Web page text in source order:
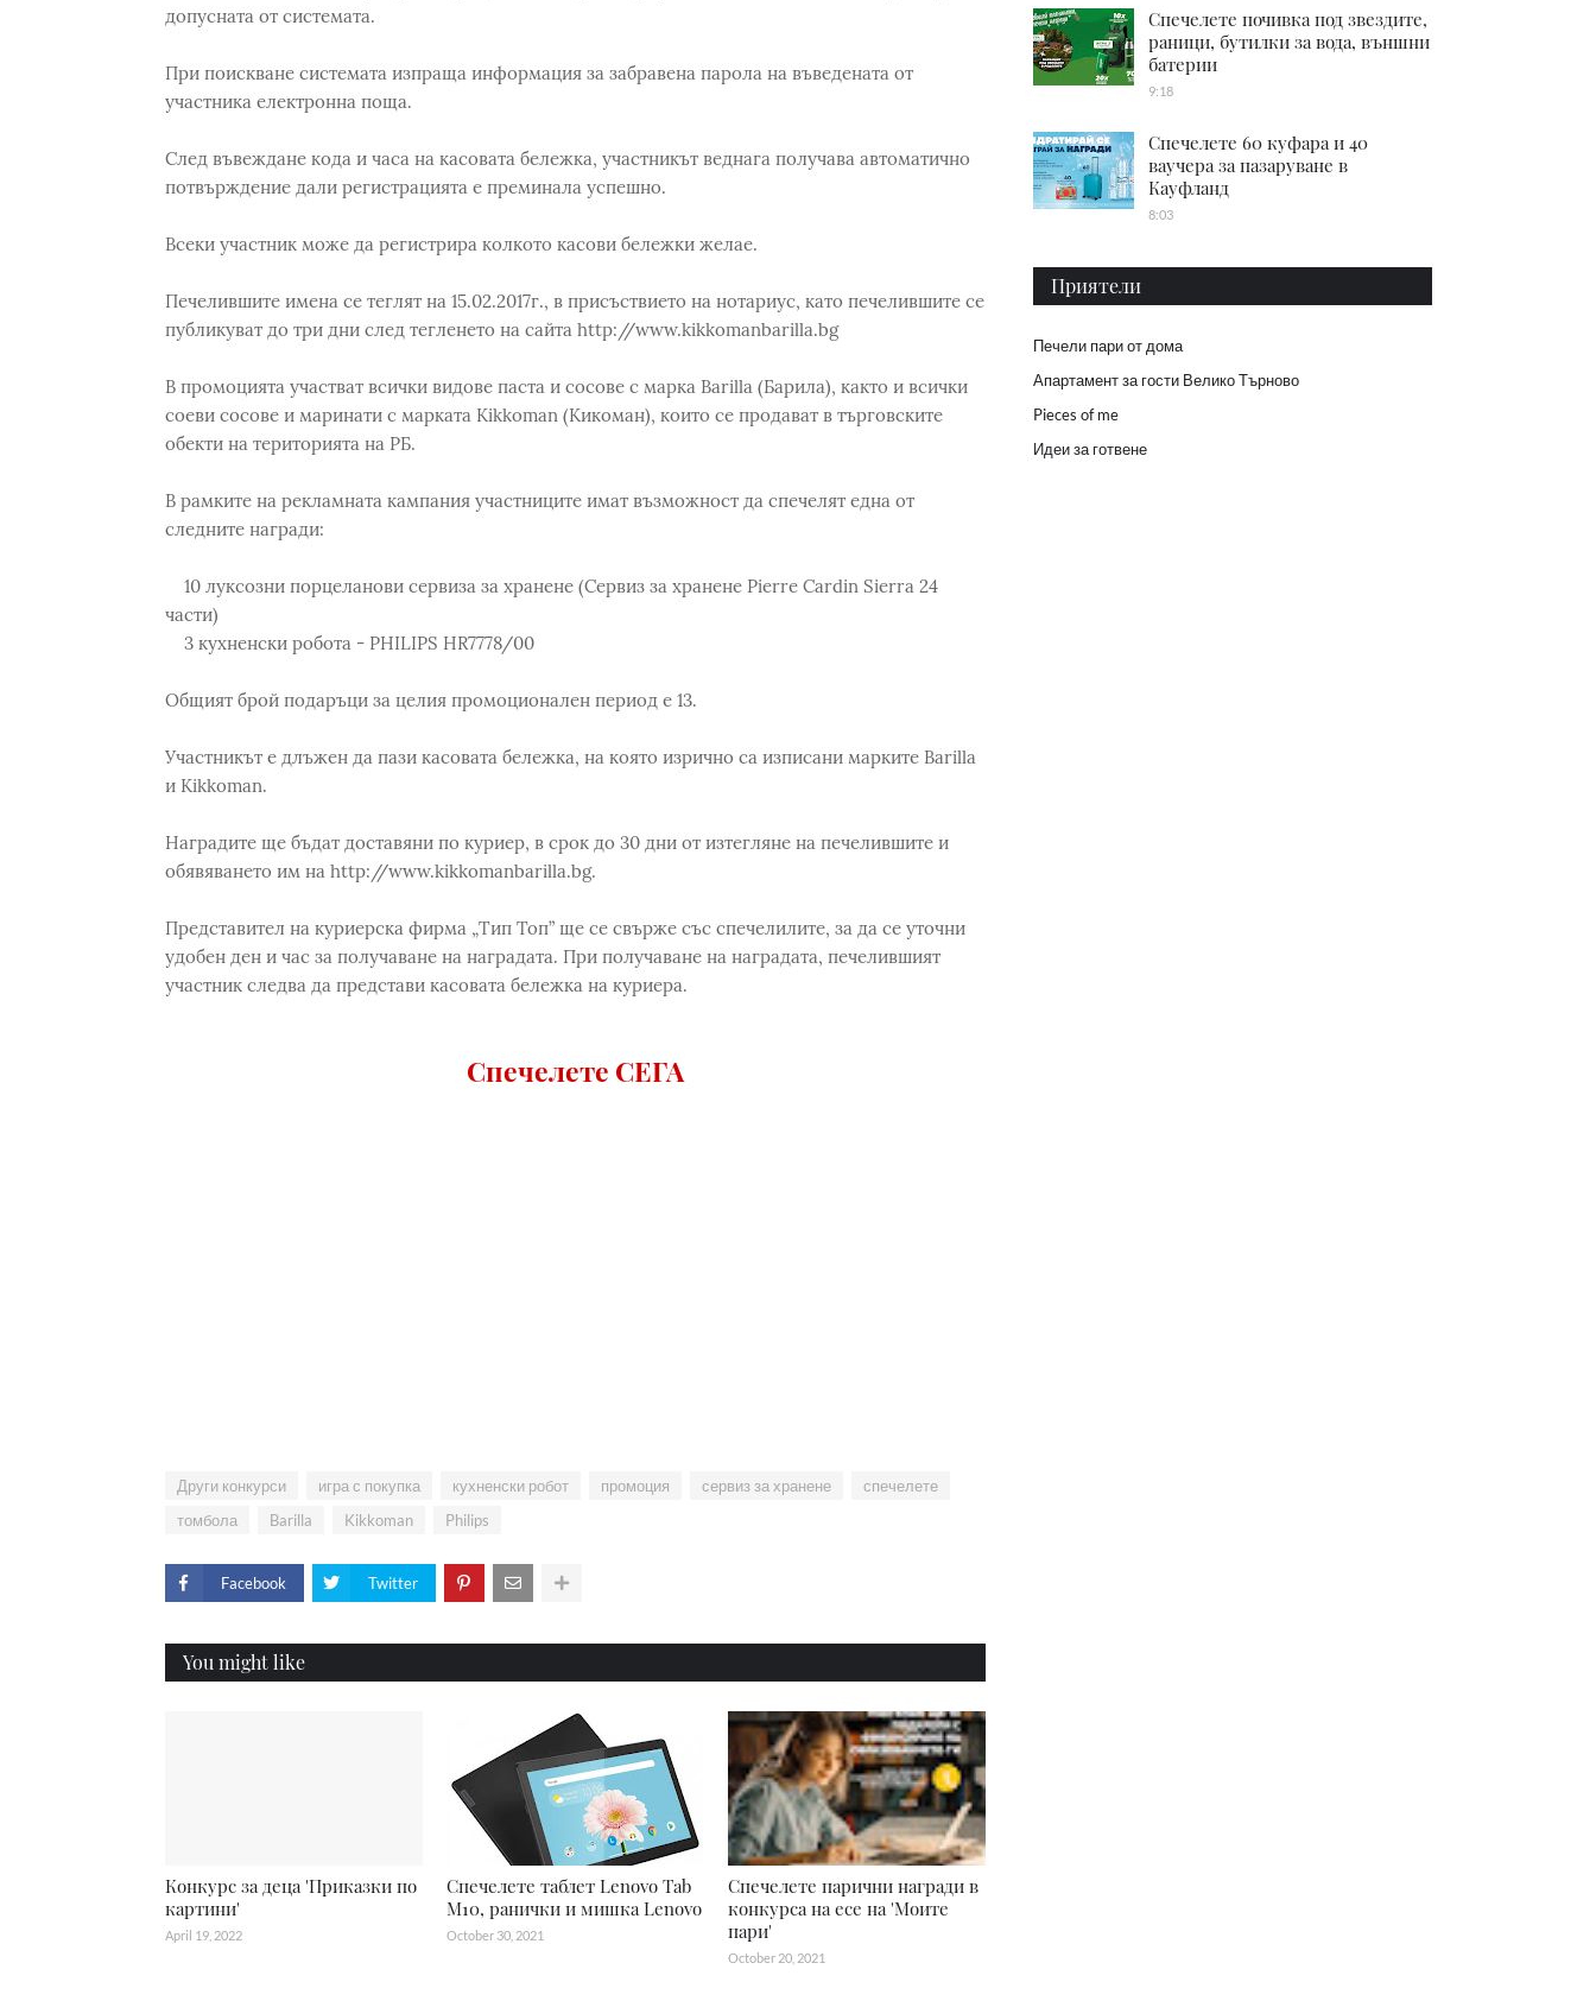
допусната от системата.
При поискване системата изпраща информация за забравена парола на въведената от
участника електронна поща.
След въвеждане кода и часа на касовата бележка, участникът веднага получава автоматично
потвърждение дали регистрацията е преминала успешно.
Всеки участник може да регистрира колкото касови бележки желае.
Печелившите имена се теглят на 15.02.2017г., в присъствието на нотариус, като печелившите се
публикуват до три дни след тегленето на сайта http://www.kikkomanbarilla.bg
В промоцията участват всички видове паста и сосове с марка Barilla (Барила), както и всички
соеви сосове и маринати с марката Kikkoman (Кикоман), които се продават в търговските
обекти на територията на РБ.
В рамките на рекламната кампания участниците имат възможност да спечелят една от
следните награди:
10 луксозни порцеланови сервиза за хранене (Сервиз за хранене Pierre Cardin Sierra 24
части)
3 кухненски робота - PHILIPS HR7778/00
Общият брой подаръци за целия промоционален период е 13.
Участникът е длъжен да пази касовата бележка, на която изрично са изписани марките Barilla
и Kikkoman.
Наградите ще бъдат доставяни по куриер, в срок до 30 дни от изтегляне на печелившите и
обявяването им на http://www.kikkomanbarilla.bg.
Представител на куриерска фирма „Тип Топ” ще се свърже със спечелилите, за да се уточни
удобен ден и час за получаване на наградата. При получаване на наградата, печелившият
участник следва да представи касовата бележка на куриера.
Спечелете СЕГА
Други конкурси игра с покупка кухненски робот промоция сервиз за хранене
спечелете
томбола
Barilla Kikkoman Philips
Facebook Twitter
You might like
Конкурс за деца 'Приказки по
картини'
April 19, 2022
Спечелете таблет Lenovo Tab
M10, ранички и мишка Lenovo
October 30, 2021
Спечелете парични награди в
конкурса на есе на 'Моите
пари'
October 20, 2021
Спечелете почивка под звездите,
раници, бутилки за вода, външни
батерии
9:18
Спечелете 60 куфара и 40
ваучера за пазаруване в
Кауфланд
8:03
Приятели
Печели пари от дома
Апартамент за гости Велико Търново
Pieces of me
Идеи за готвене